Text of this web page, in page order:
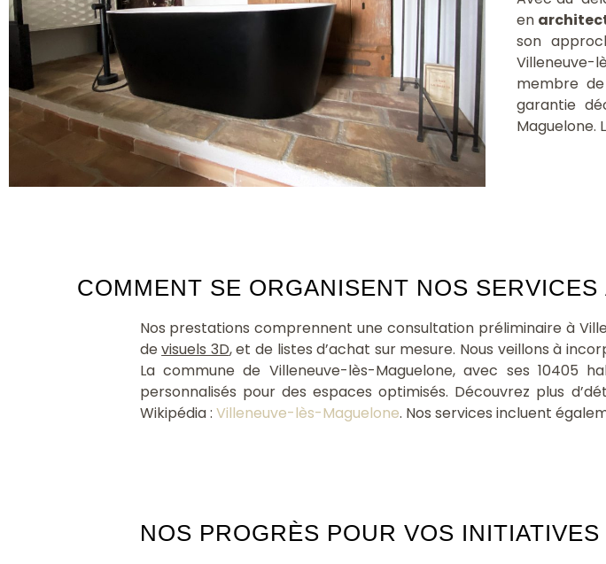
en
son
membre de
garantie
Maguelone.
COMMENT SE ORGANISENT NOS
Nos prestations comprennent une consultation préliminaire à
devisuels 3D, et de listes d’achat sur mesure. Nous veillons à
La commune de Villeneuve-lès-Maguelone, avec ses 10405
personnalisés pour des espaces optimisés. Découvrez plus
Wikipédia : Villeneuve-lès-Maguelone. Nos services incluent
NOS PROGRÈS POUR VOS